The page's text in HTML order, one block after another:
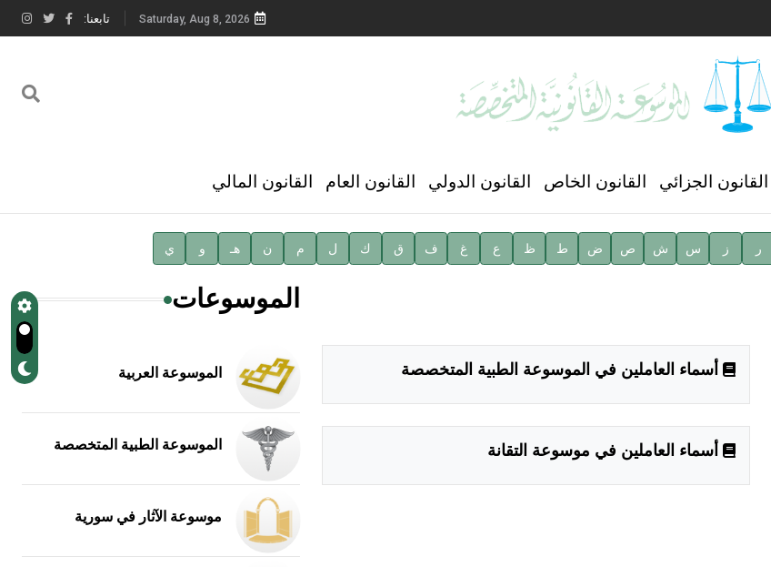
للغة العربية
Saturday, Aug 8, 2026 تابعنا:
القانون الجزائي القانون الخاص القانون الدولي القانون العام القانون المالي
ر ز س ش ص ض ط ظ ع غ ف ق ك ل م ن هـ و ي
أسماء العاملين في الموسوعة الطبية المتخصصة
أسماء العاملين في موسوعة التقانة
الموسوعات
الموسوعة العربية
الموسوعة الطبية المتخصصة
موسوعة الآثار في سورية